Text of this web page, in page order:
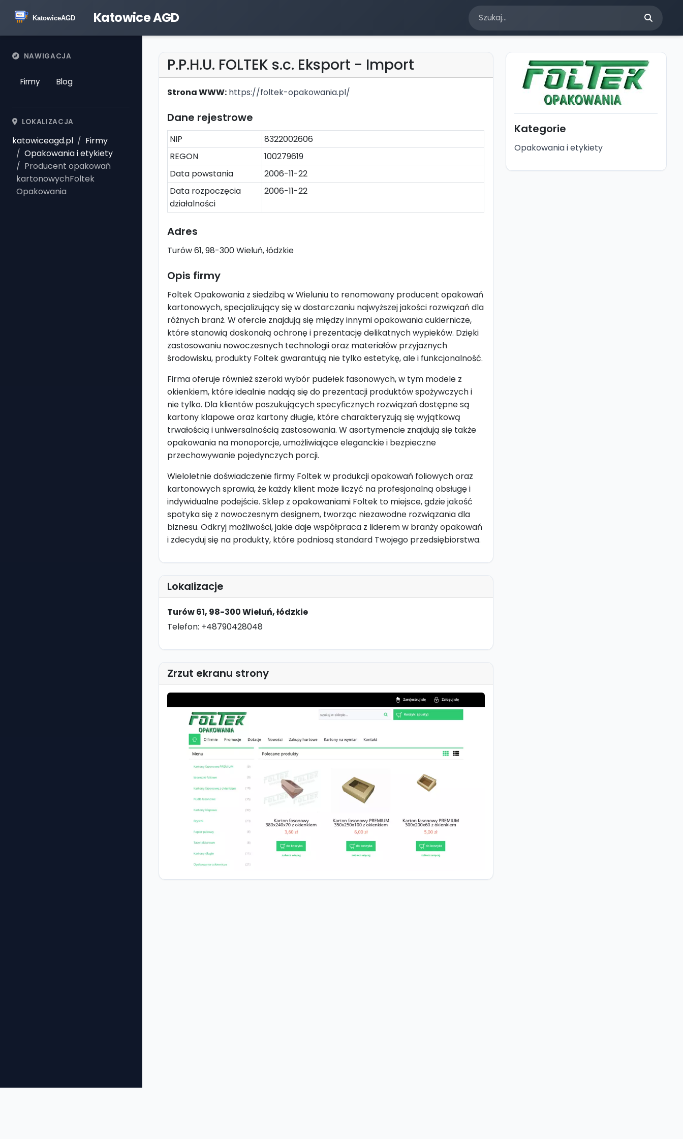
Katowice AGD
NAWIGACJA
Firmy Blog
LOKALIZACJA
katowiceagd.pl
Firmy
Opakowania i etykiety
Producent opakowań
kartonowychFoltek
Opakowania
P.P.H.U. FOLTEK s.c. Eksport - Import
Strona WWW: https://foltek-opakowania.pl/
Dane rejestrowe
NIP
8322002606
REGON
100279619
Data powstania
2006-11-22
Data rozpoczęcia
działalności
2006-11-22
Adres
Turów 61, 98-300 Wieluń, łódzkie
Opis firmy
Foltek Opakowania z siedzibą w Wieluniu to renomowany producent opakowań
kartonowych, specjalizujący się w dostarczaniu najwyższej jakości rozwiązań dla
różnych branż. W ofercie znajdują się między innymi opakowania cukiernicze,
które stanowią doskonałą ochronę i prezentację delikatnych wypieków. Dzięki
zastosowaniu nowoczesnych technologii oraz materiałów przyjaznych
środowisku, produkty Foltek gwarantują nie tylko estetykę, ale i funkcjonalność.
Firma oferuje również szeroki wybór pudełek fasonowych, w tym modele z
okienkiem, które idealnie nadają się do prezentacji produktów spożywczych i
nie tylko. Dla klientów poszukujących specyficznych rozwiązań dostępne są
kartony klapowe oraz kartony długie, które charakteryzują się wyjątkową
trwałością i uniwersalnością zastosowania. W asortymencie znajdują się także
opakowania na monoporcje, umożliwiające eleganckie i bezpieczne
przechowywanie pojedynczych porcji.
Wieloletnie doświadczenie firmy Foltek w produkcji opakowań foliowych oraz
kartonowych sprawia, że każdy klient może liczyć na profesjonalną obsługę i
indywidualne podejście. Sklep z opakowaniami Foltek to miejsce, gdzie jakość
spotyka się z nowoczesnym designem, tworząc niezawodne rozwiązania dla
biznesu. Odkryj możliwości, jakie daje współpraca z liderem w branży opakowań
i zdecyduj się na produkty, które podniosą standard Twojego przedsiębiorstwa.
Lokalizacje
Turów 61, 98-300 Wieluń, łódzkie
Telefon: +48790428048
Zrzut ekranu strony
Kategorie
Opakowania i etykiety